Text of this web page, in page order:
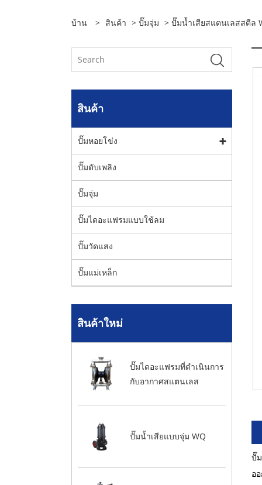
บ้าน > สินค้า > ปั๊มจุ่ม > ปั๊มน้ำเสียสแตนเลสสตีล
สินค้า
ปั๊มหอยโข่ง
ปั๊มดับเพลิง
ปั๊มจุ่ม
ปั๊มไดอะแฟรมแบบใช้ลม
ปั๊มวัดแสง
ปั๊มแม่เหล็ก
สินค้าใหม่
ปั๊มไดอะแฟรมที่ดำเนินการ
กับอากาศสแตนเลส
ปั๊มน้ำเสียแบบจุ่ม WQ
ปั๊
อ